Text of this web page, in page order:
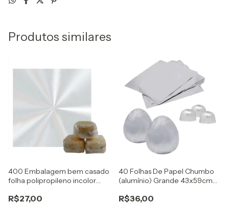
Produtos similares
400 Embalagem bem casado
folha polipropileno incolor
R$27,00
40 Folhas De Papel Chumbo
(alumínio) Grande 43x59cm
R$36,00